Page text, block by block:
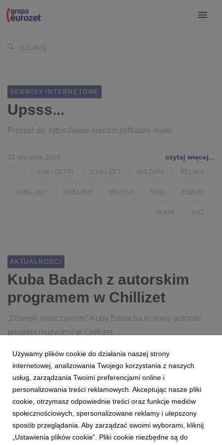
SERWISY INTERNETOWE
Upsss...
Przejdź do: https://www.eurozet.pl/Nasze-marki
31 stycznia 2019 czytaj więcej...
CHILLIZET.PL CHILLIZET KULTURA RELAKS
CHILL OUT CHILLOUT MUZYKA SOUL KSIĄŻKI
TEATR JAZZ
AKTUALNOŚCI
Kuba Badach z autorskim
programem w Chillizet
„Dźwięki nieoczywiste” Kuby Badacha to nowy autorski
program muzyczny w Chillizet.
14 września 2017 czytaj więcej...
KUBA BADACH CHILLIZET
PROGRAM AUTORSKI
Używamy plików cookie do działania naszej strony
internetowej, analizowania Twojego korzystania z naszych
usług, zarządzania Twoimi preferencjami online i
personalizowania treści reklamowych. Akceptując nasze pliki
cookie, otrzymasz odpowiednie treści oraz funkcje mediów
społecznościowych, spersonalizowane reklamy i ulepszony
sposób przeglądania. Aby zarządzać swoimi wyborami, kliknij
„Ustawienia plików cookie”. Pliki cookie niezbędne są do